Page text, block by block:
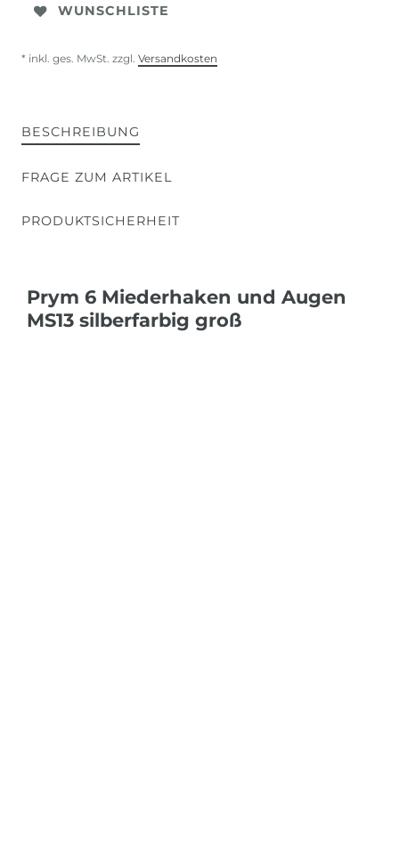
WUNSCHLISTE
* inkl. ges. MwSt. zzgl. Versandkosten
BESCHREIBUNG
FRAGE ZUM ARTIKEL
PRODUKTSICHERHEIT
Prym 6 Miederhaken und Augen
MS13 silberfarbig groß